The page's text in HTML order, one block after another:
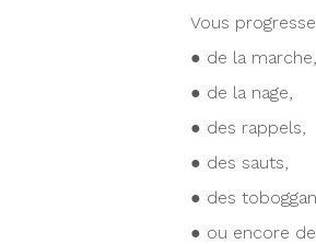
Vous
● de la marche,
● de la nage,
● des rappels,
● des sauts,
● des
● ou encore